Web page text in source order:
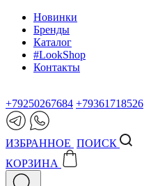
Новинки
Бренды
Каталог
#LookShop
Контакты
+79250267684 +79361718526
ИЗБРАННОЕ ПОИСК
КОРЗИНА